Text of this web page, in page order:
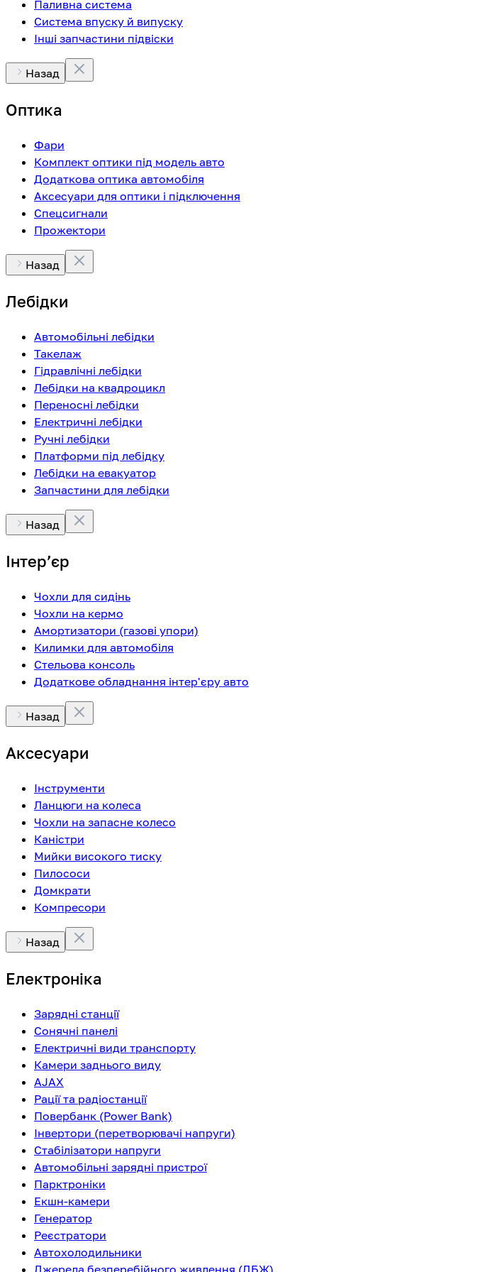
Паливна система
Система впуску й випуску
Інші запчастини підвіски
Назад
Оптика
Фари
Комплект оптики під модель авто
Додаткова оптика автомобіля
Аксесуари для оптики і підключення
Спецсигнали
Прожектори
Назад
Лебідки
Автомобільні лебідки
Такелаж
Гідравлічні лебідки
Лебідки на квадроцикл
Переносні лебідки
Електричні лебідки
Ручні лебідки
Платформи під лебідку
Лебідки на евакуатор
Запчастини для лебідки
Назад
Інтерʼєр
Чохли для сидінь
Чохли на кермо
Амортизатори (газові упори)
Килимки для автомобіля
Стельова консоль
Додаткове обладнання інтер'єру авто
Назад
Аксесуари
Інструменти
Ланцюги на колеса
Чохли на запасне колесо
Каністри
Мийки високого тиску
Пилососи
Домкрати
Компресори
Назад
Електроніка
Зарядні станції
Сонячні панелі
Електричні види транспорту
Камери заднього виду
AJAX
Рації та радіостанції
Повербанк (Power Bank)
Інвертори (перетворювачі напруги)
Стабілізатори напруги
Автомобільні зарядні пристрої
Парктроніки
Екшн-камери
Генератор
Реєстратори
Автохолодильники
Джерела безперебійного живлення (ДБЖ)